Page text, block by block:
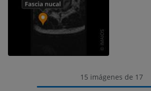
15 imágenes de 17